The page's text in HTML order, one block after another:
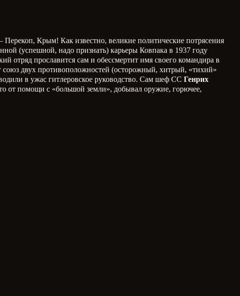
Крым! Как известно, великие политические потрясения
(успешной, надо признать) карьеры Ковпака в 1937 году
отряд прославится сам и обессмертит имя своего командира в
союз двух противоположностей (осторожный, хитрый, «тихий»
в ужас гитлеровское руководство. Сам шеф СС Генрих
от помощи с «большой земли», добывал оружие, горючее,